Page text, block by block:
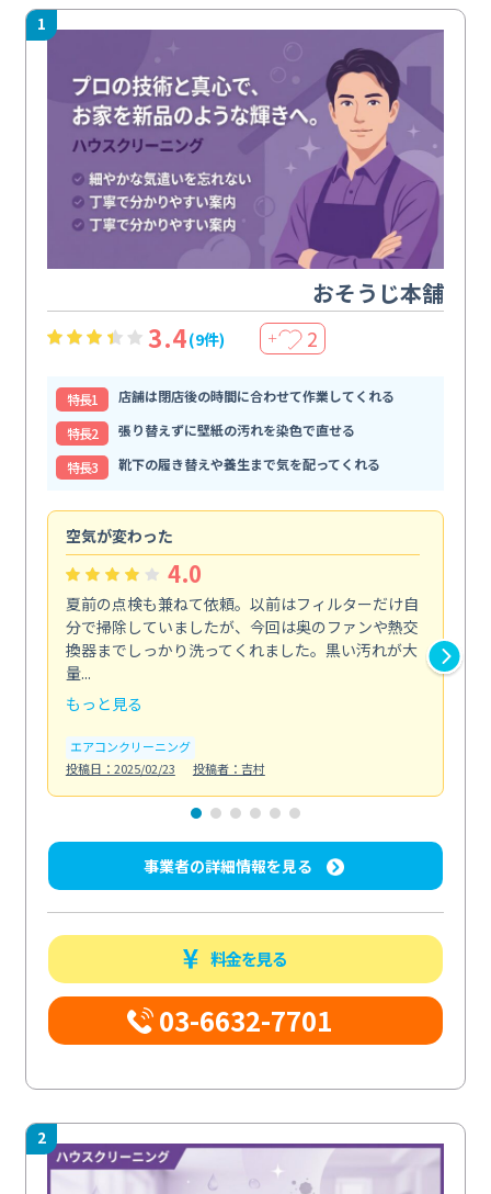
1
おそうじ本舗
3.4(9件) ＋ 2
特⻑1
店舗は閉店後の時間に合わせて作業してくれる
特⻑2
張り替えずに壁紙の汚れを染色で直せる
特⻑3
靴下の履き替えや養生まで気を配ってくれる
空気が変わった
4.0
夏前の点検も兼ねて依頼。以前はフィルターだけ自
分で掃除していましたが、今回は奥のファンや熱交
換器までしっかり洗ってくれました。黒い汚れが大
量...
もっと見る
エアコンクリーニング
投稿日：2025/02/23
投稿者：吉村
事業者の詳細情報を見る
料金を見る
03-6632-7701
2